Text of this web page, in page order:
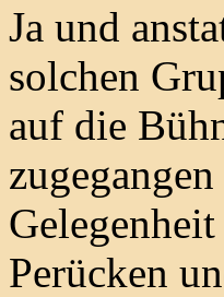
Ja und
solchen
auf die
Perücken